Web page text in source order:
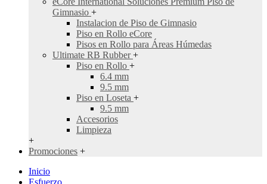
Gimnasio +
Instalacion de Piso de Gimnasio
Piso en Rollo eCore
Pisos en Rollo para Áreas Húmedas
Ultimate RB Rubber+
Piso en Rollo +
6.4 mm
9.5 mm
Piso en Loseta +
9.5 mm
Accesorios
Limpieza
+
Promociones +
Inicio
Esfuerzo